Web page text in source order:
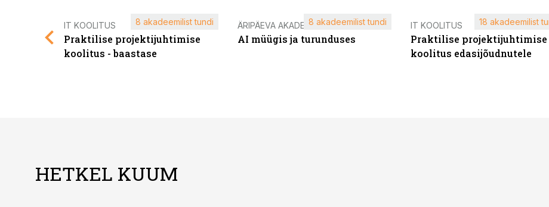
IT KOOLITUS
Praktilise projektijuhtimise
koolitus - baastase
8 akadeemilist tundi ÄRIPÄEVA AKADEEMIA
AI müügis ja turunduses
8 akadeemilist tundi IT KOOLITUS
Praktilise projektijuhtimise
koolitus edasijõudnutele
18 akadeemilist
HETKEL KUUM